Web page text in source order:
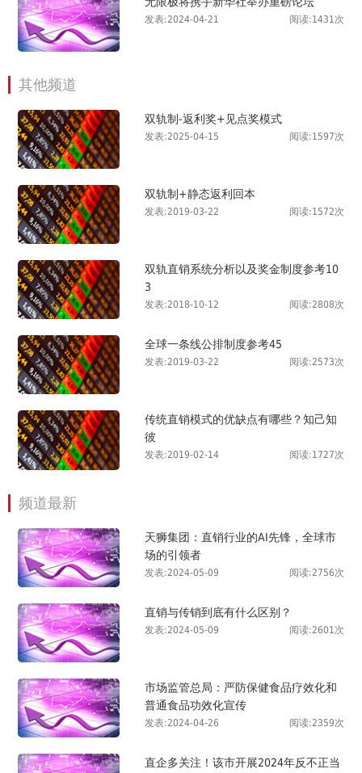
发表:2024-04-21 阅读:1431次
其他频道
双轨制-返利奖+见点奖模式
发表:2025-04-15 阅读:1597次
双轨制+静态返利回本
发表:2019-03-22 阅读:1572次
双轨直销系统分析以及奖金制度参考10
3
发表:2018-10-12 阅读:2808次
全球一条线公排制度参考45
发表:2019-03-22 阅读:2573次
传统直销模式的优缺点有哪些？知己知
彼
发表:2019-02-14 阅读:1727次
频道最新
天狮集团：直销行业的AI先锋，全球市
场的引领者
发表:2024-05-09 阅读:2756次
直销与传销到底有什么区别？
发表:2024-05-09 阅读:2601次
市场监管总局：严防保健食品疗效化和
普通食品功效化宣传
发表:2024-04-26 阅读:2359次
直企多关注！该市开展2024年反不正当